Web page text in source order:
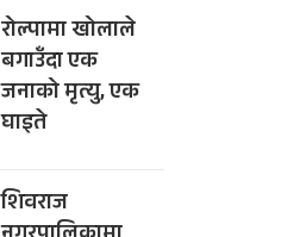
रोल्पामा खोलाले
बगाउँदा एक
जनाको मृत्यु, एक
घाइते
शिवराज